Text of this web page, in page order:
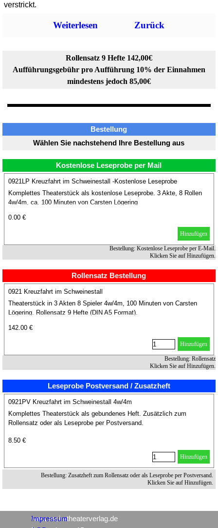
verstrickt.
Weiterlesen Zurück
Rollensatz 9 Hefte 142,00€
Aufführungsgebühr pro Aufführung 10% der Einnahmen
mindestens jedoch 85,00€
Bestellung
Wählen Sie nachstehend Ihre Bestellung aus
Kostenlose Leseprobe per Mail
0921LP Kreuzfahrt im Schweinestall -Kostenlose Leseprobe
Komplettes Theaterstück als kostenlose Leseprobe. 3 Akte, 8 Rollen
4w/4m, ca. 100 Minuten von Carsten Lögering
0.00 €
Hinzufügen
Bestellung: Kostenlose Leseprobe per E-Mail.
Klicken Sie auf Hinzufügen.
Rollensatz Bestellung
0921 Kreuzfahrt im Schweinestall
Theaterstück in 3 Akten 8 Spieler 4w/4m, 100 Minuten von Carsten
Lögering. Rollensatz 9 Hefte (DIN A5 Format).
142.00 €
Hinzufügen
Bestellung: Rollensatz
Klicken Sie auf Hinzufügen.
Leseprobe Postversand / Zusatzheft
0921PV Kreuzfahrt im Schweinestall 4w/4m
Komplettes Theaterstück als gebundenes Heft. Zusätzlich zum
Rollensatz oder als Leseprobe per Postversand.
8.50 €
Hinzufügen
Bestellung: Zusatzheft zum Rollensatz oder als Leseprobe per Postversand.
Klicken Sie auf Hinzufügen.
www.mein-theaterverlag.de
Impressum